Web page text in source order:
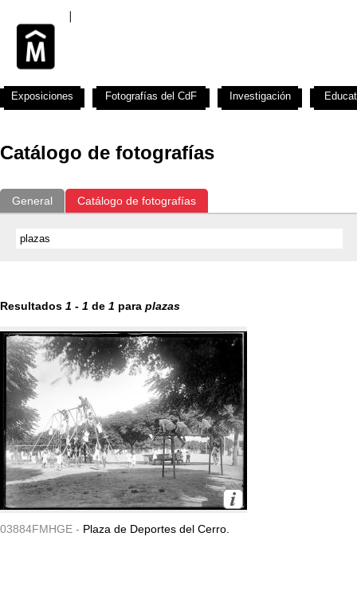
Catálogo de fotografías
General Catálogo de fotografías
Resultados 1 - 1 de 1 para plazas
03884FMHGE - Plaza de Deportes del Cerro.
Exposiciones Fotografías del CdF Investigación